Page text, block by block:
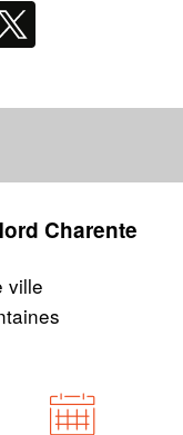
Charente
ville